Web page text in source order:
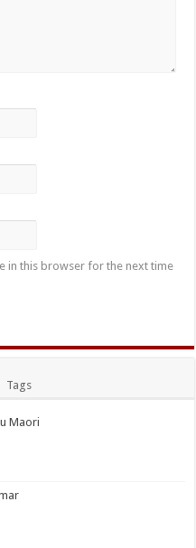
in this browser for the next time
Tags
Maori